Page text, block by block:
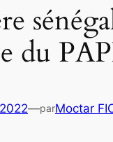
du
—parMoctar